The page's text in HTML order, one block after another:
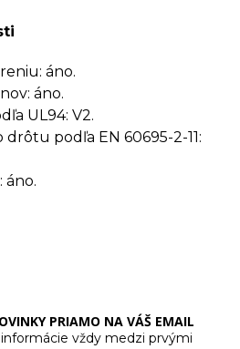
áno.
áno.
UL94: V2.
podľa EN 60695-2-11:
áno.
PRIAMO NA VÁŠ EMAIL
vždy medzi prvými